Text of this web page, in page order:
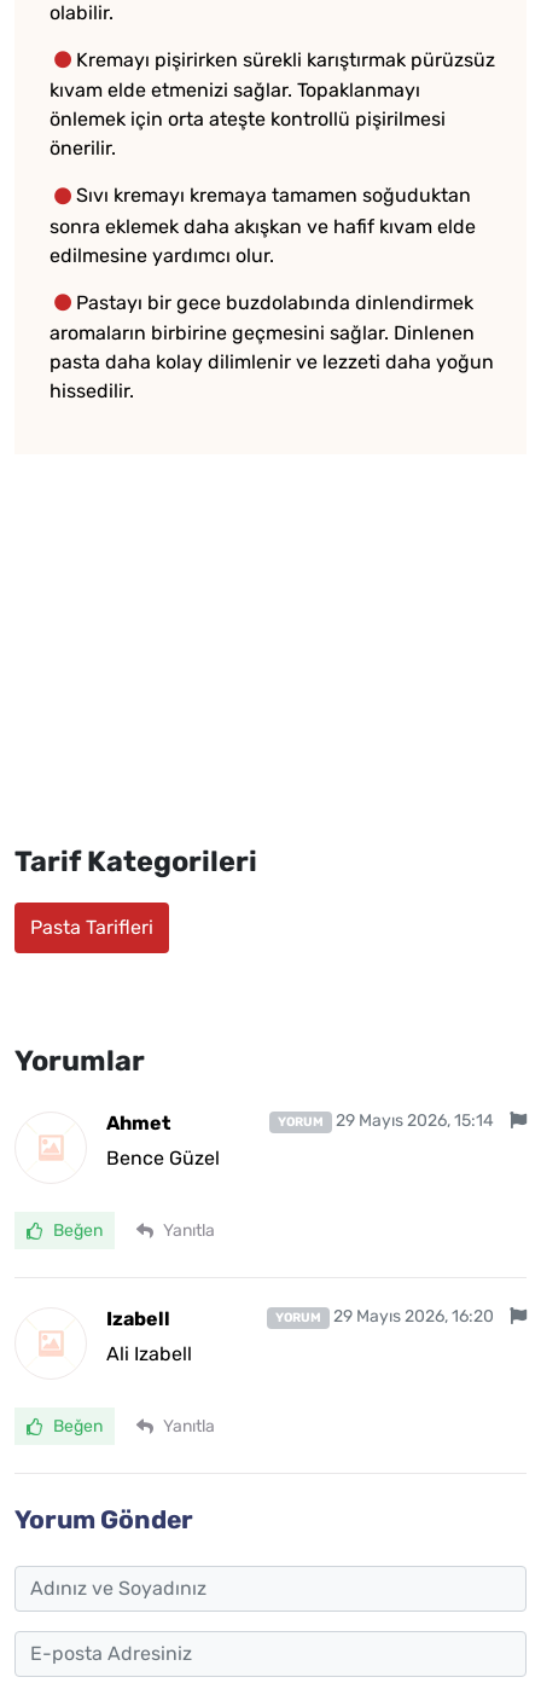
olabilir.
Kremayı pişirirken sürekli karıştırmak pürüzsüz
kıvam elde etmenizi sağlar. Topaklanmayı
önlemek için orta ateşte kontrollü pişirilmesi
önerilir.
Sıvı kremayı kremaya tamamen soğuduktan
sonra eklemek daha akışkan ve hafif kıvam elde
edilmesine yardımcı olur.
Pastayı bir gece buzdolabında dinlendirmek
aromaların birbirine geçmesini sağlar. Dinlenen
pasta daha kolay dilimlenir ve lezzeti daha yoğun
hissedilir.
Tarif Kategorileri
Pasta Tarifleri
Yorumlar
Ahmet YORUM 29 Mayıs 2026, 15:14
Bence Güzel
Beğen Yanıtla
Izabell YORUM 29 Mayıs 2026, 16:20
Ali Izabell
Beğen Yanıtla
Yorum Gönder